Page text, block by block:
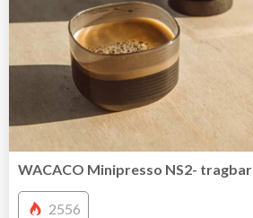
WACACO Minipresso NS2-
2556